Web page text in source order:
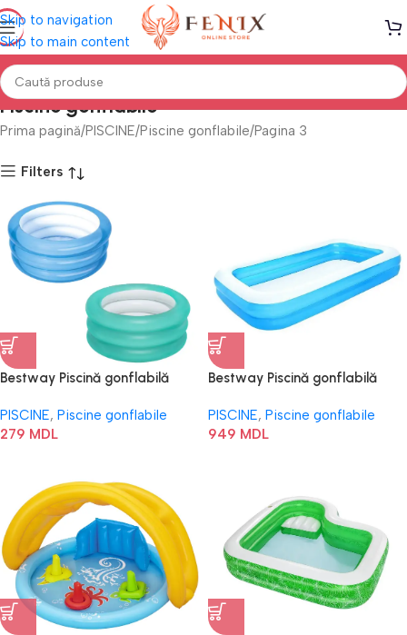
Skip to navigation
Skip to main content
Piscine gonflabile
Prima pagină PISCINE Piscine gonflabile Pagina 3
Filters
Bestway Piscină gonflabilă
PISCINE, Piscine gonflabile
279 MDL
Bestway Piscină gonflabilă
PISCINE, Piscine gonflabile
949 MDL